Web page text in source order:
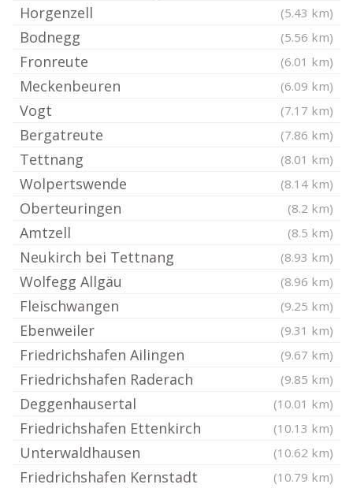
Horgenzell (5.43 km)
Bodnegg (5.56 km)
Fronreute (6.01 km)
Meckenbeuren (6.09 km)
Vogt (7.17 km)
Bergatreute (7.86 km)
Tettnang (8.01 km)
Wolpertswende (8.14 km)
Oberteuringen (8.2 km)
Amtzell (8.5 km)
Neukirch bei Tettnang (8.93 km)
Wolfegg Allgäu (8.96 km)
Fleischwangen (9.25 km)
Ebenweiler (9.31 km)
Friedrichshafen Ailingen (9.67 km)
Friedrichshafen Raderach (9.85 km)
Deggenhausertal (10.01 km)
Friedrichshafen Ettenkirch (10.13 km)
Unterwaldhausen (10.62 km)
Friedrichshafen Kernstadt (10.79 km)